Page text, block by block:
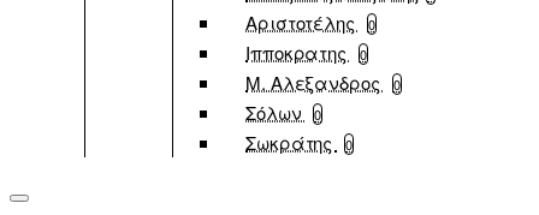
Αριστοτέλης 0
Ιπποκρατης 0
Μ. Αλεξανδρος 0
Σόλων 0
Σωκράτης 0